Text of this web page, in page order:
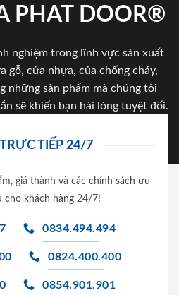
PHAT DOOR®
nghiệm trong lĩnh vực sản xuất
gỗ, cửa nhựa, của chống cháy,
những sản phẩm mà chúng tôi
sẽ khiến bạn hài lòng tuyệt đối.
TIẾP 24/7
giá thành và các chính sách ưu
cho khách hàng 24/7!
0834.494.494
0824.400.400
0854.901.901